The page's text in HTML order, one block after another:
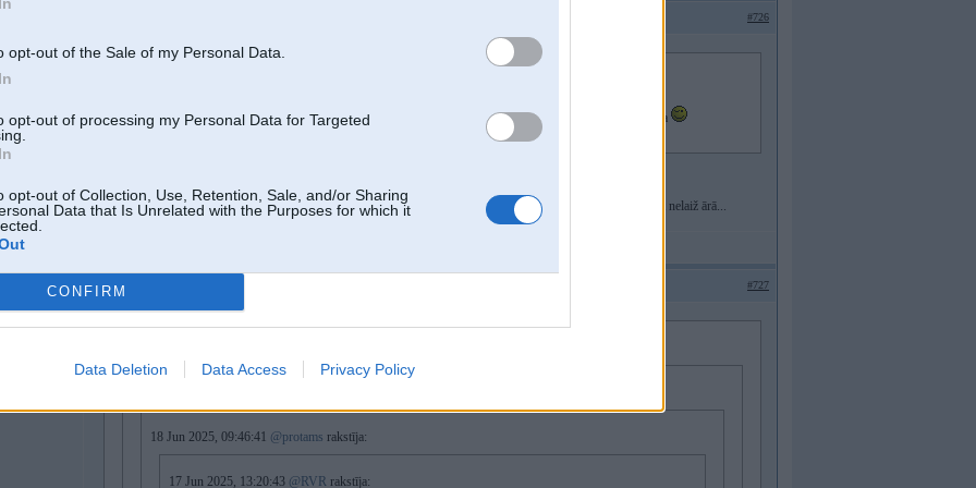
opt-out of the Sale of my Personal Data.
opt-out of processing my Personal Data for Targeted
opt-out of Collection, Use, Retention, Sale, and/or Sharing
Data that Is Unrelated with the Purposes for which it
CONFIRM
Data Deletion Data Access Privacy Policy
#726
Leiši paši izved savējos, letiņi kļaņčī slovākiem...ļotene leišiem IR un ļotene latviešiem NAV, topiks banānija
Varbūt iepazīsties ar ziņām un statistiku?
Mums tur ir knapi 50 pilsoņu, kurus ir jāevakuē, pārējie ~2 tūkstoši ir ar dubultpilsonību un viņus no valsts pat nelaiž ārā...
18. Jun 2025, 11:23 #727
18 Jun 2025, 09:46:41 @protams rakstīja:
17 Jun 2025, 13:20:43 @RVR rakstīja: